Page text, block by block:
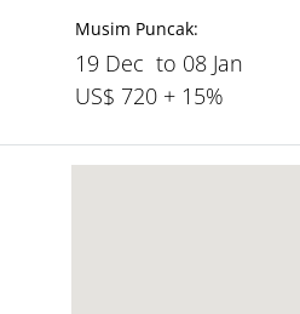
Musim Puncak:
19 Dec to 08 Jan
US$ 720 + 15%